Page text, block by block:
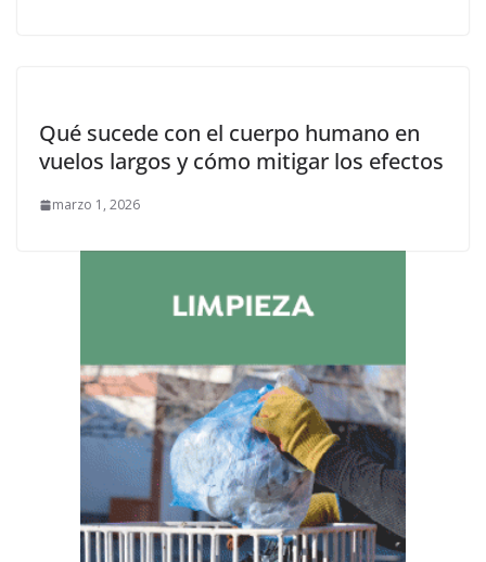
Qué sucede con el cuerpo humano en
vuelos largos y cómo mitigar los efectos
marzo 1, 2026